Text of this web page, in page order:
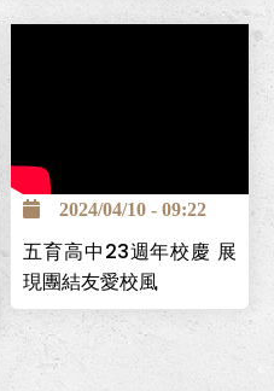
2024/04/10 - 09:22
五育高中23週年校慶 展
現團結友愛校風